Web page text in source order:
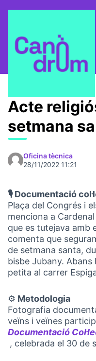
Taula de Memòries / 📸
Acte
setmana
Oficina tècnica
28/11/2022 11:21
🎙️ Documentació
Plaça del Congrés i
menciona a
que es tutejava amb
comenta que
de setmana santa,
bisbe Jubany. Abans
petita al carrer
⚙️ Metodologia
Fotografia
veïns i veïnes
Documentació
(Obrir en una
, celebrada el 30 de